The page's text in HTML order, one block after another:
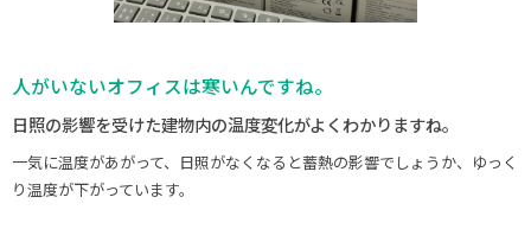
人がいないオフィスは寒いんですね。
日照の影響を受けた建物内の温度変化がよくわかりますね。
一気に温度があがって、日照がなくなると蓄熱の影響でしょうか、ゆっく
り温度が下がっています。